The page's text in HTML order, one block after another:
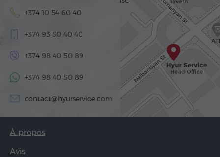
+374 10 54 60 40
+374 93 50 40 40
+374 98 40 50 89
+374 98 40 50 89
contact@hyurservice.com
À propos
Avis